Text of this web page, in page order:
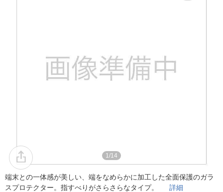
1/14
端末との一体感が美しい、端をなめらかに加工した全面保護のガラ
スプロテクター。指すべりがさらさらなタイプ。 詳細